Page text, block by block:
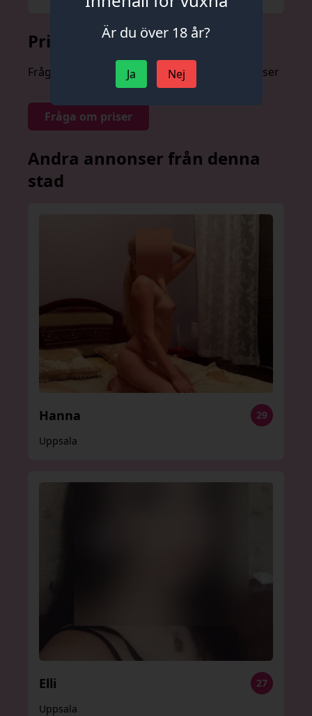
Prislista
Fråga om priser anonymt och utan förpliktelser
Fråga om priser
Andra annonser från denna
stad
Hanna
29
Uppsala
Elli
27
Uppsala
Är du över 18 år?
Ja Nej